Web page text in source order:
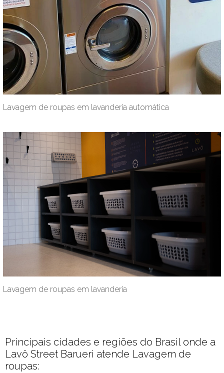
Lavagem de roupas em lavanderia automática
Lavagem de roupas em lavanderia
Principais cidades e regiões do Brasil onde a
Lavô Street Barueri atende Lavagem de
roupas: